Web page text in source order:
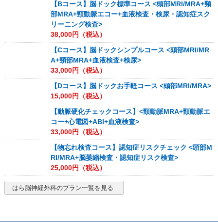
【Bコース】脳ドック標準コース <頭部MRI/MRA+頸
部MRA+頸動脈エコー+血液検査・検尿・認知症スク
リーニング検査>
38,000円（税込）
【Cコース】脳ドックシンプルコース <頭部MRI/MR
A+頸部MRA+血液検査+検尿>
33,000円（税込）
【Dコース】脳ドックお手軽コース <頭部MRI/MRA>
15,000円（税込）
【動脈硬化チェックコース】<頸動脈MRA+頸動脈エ
コー+心電図+ABI+血液検査>
33,000円（税込）
【物忘れ検査コース】認知症リスクチェック <頭部M
RI/MRA+脳萎縮検査・認知症リスク検査>
25,000円（税込）
はら脳神経外科のプラン一覧を見る